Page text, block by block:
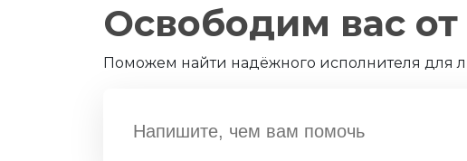
Освободим вас от
Поможем найти надёжного исполнителя для